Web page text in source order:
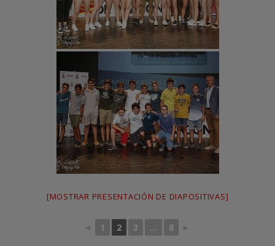
[MOSTRAR PRESENTACIÓN DE DIAPOSITIVAS]
◄ 1 2 3 ... 8 ►